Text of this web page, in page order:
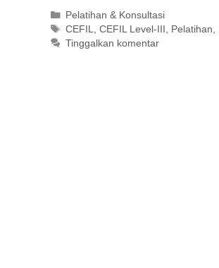
Kategori
Pelatihan & Konsultasi
Tag
CEFIL,CEFIL Level-III , Pelatihan,
Tinggalkan komentar